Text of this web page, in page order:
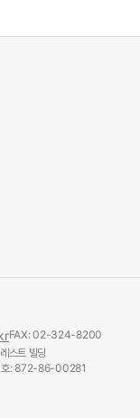
FAX: 02-324-8200
스트 빌딩
호: 872-86-00281